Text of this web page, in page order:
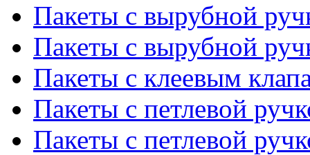
Пакеты с вырубной
Пакеты с вырубной
Пакеты с клеевым
Пакеты с петлевой
Пакеты с петлевой